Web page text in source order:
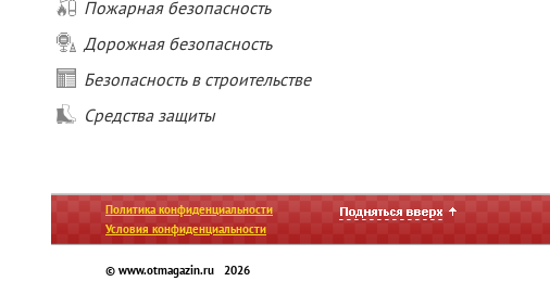
Пожарная безопасность
Дорожная безопасность
Безопасность в строительстве
Средства защиты
Политика конфиденциальности
Условия конфиденциальности
© www.otmagazin.ru 2026